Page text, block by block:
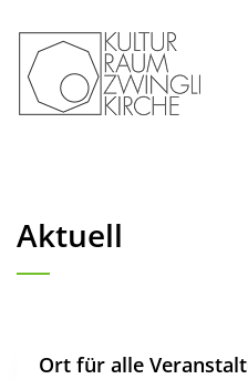
Aktuell
Ort für alle